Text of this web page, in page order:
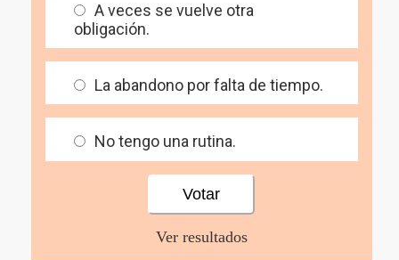
A veces se vuelve otra
obligación.
La abandono por falta de tiempo.
No tengo una rutina.
Ver resultados